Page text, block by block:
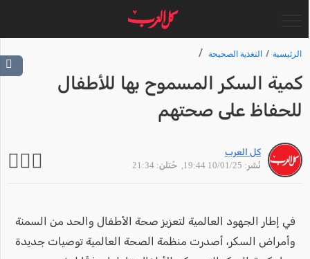
الرئيسية التغذية الصحيحة
كمية السكر المسموح بها للأطفال
للحفاظ على صحتهم
كل العرب
نُشر: 10/01/25 19:44
, حُتلن: 21:34
في إطار الجهود العالمية لتعزيز صحة الأطفال والحد من السمنة
وأمراض السكر، أصدرت منظمة الصحة العالمية توصيات جديدة